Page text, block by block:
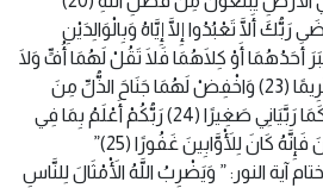
أَلَّا تَعْبُدُوا إِلَّا إِيَّاهُ وَبِالْوَالِدَيْنِ
أَحَدُهُمَا أَوْ كِلَاهُمَا فَلَا تَقُلْ لَهُمَا أُفٍّ وَلَا
تَنْهَرْهُمَا وَقُلْ لَهُمَا قَوْلًا كَرِيمًا (23) وَاخْفِضْ لَهُمَا جَنَاحَ الذُّلِّ مِنَ
الرَّحْمَةِ وَقُلْ رَبِّ ارْحَمْهُمَا كَمَا رَبَّيَانِي صَغِيرًا (24) رَبُّكُمْ أَعْلَمُ بِمَا فِي
كَانَ لِلْأَوَّابِينَ غَفُورًا (25)”
آية النور: ” وَيَضْرِبُ اللَّهُ الْأَمْثَالَ لِلنَّاسِ